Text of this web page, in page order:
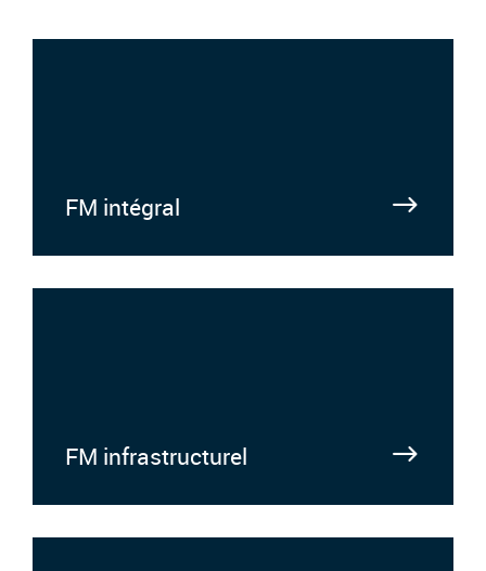
FM intégral
FM infrastructurel